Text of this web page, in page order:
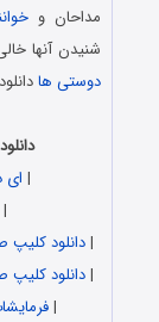
مداحان و
شنیدن آنها
دوستی ها
| ای
|دانلود کلیپ
|دانلود کلیپ
|